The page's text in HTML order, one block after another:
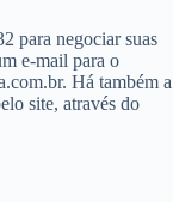
para negociar suas
e-mail para o
. Há também a
site, através do